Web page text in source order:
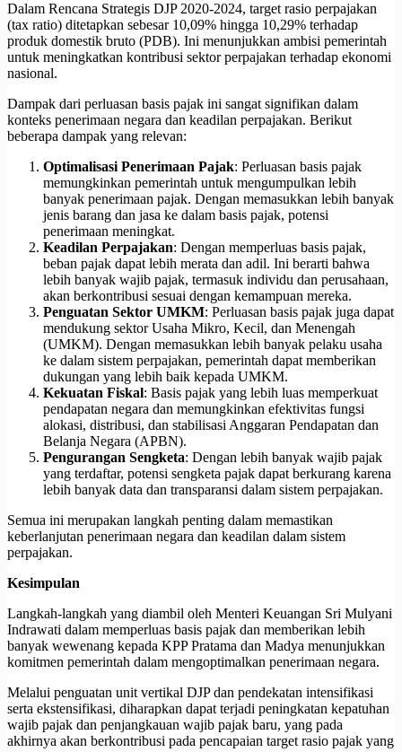
Dalam Rencana Strategis DJP 2020-2024, target rasio perpajakan
(tax ratio) ditetapkan sebesar 10,09% hingga 10,29% terhadap
produk domestik bruto (PDB). Ini menunjukkan ambisi pemerintah
untuk meningkatkan kontribusi sektor perpajakan terhadap ekonomi
nasional.
Dampak dari perluasan basis pajak ini sangat signifikan dalam
konteks penerimaan negara dan keadilan perpajakan. Berikut
beberapa dampak yang relevan:
Optimalisasi Penerimaan Pajak: Perluasan basis pajak
memungkinkan pemerintah untuk mengumpulkan lebih
banyak penerimaan pajak. Dengan memasukkan lebih banyak
jenis barang dan jasa ke dalam basis pajak, potensi
penerimaan meningkat.
Keadilan Perpajakan: Dengan memperluas basis pajak,
beban pajak dapat lebih merata dan adil. Ini berarti bahwa
lebih banyak wajib pajak, termasuk individu dan perusahaan,
akan berkontribusi sesuai dengan kemampuan mereka.
Penguatan Sektor UMKM: Perluasan basis pajak juga dapat
mendukung sektor Usaha Mikro, Kecil, dan Menengah
(UMKM). Dengan memasukkan lebih banyak pelaku usaha
ke dalam sistem perpajakan, pemerintah dapat memberikan
dukungan yang lebih baik kepada UMKM.
Kekuatan Fiskal: Basis pajak yang lebih luas memperkuat
pendapatan negara dan memungkinkan efektivitas fungsi
alokasi, distribusi, dan stabilisasi Anggaran Pendapatan dan
Belanja Negara (APBN).
Pengurangan Sengketa: Dengan lebih banyak wajib pajak
yang terdaftar, potensi sengketa pajak dapat berkurang karena
lebih banyak data dan transparansi dalam sistem perpajakan.
Semua ini merupakan langkah penting dalam memastikan
keberlanjutan penerimaan negara dan keadilan dalam sistem
perpajakan.
Kesimpulan
Langkah-langkah yang diambil oleh Menteri Keuangan Sri Mulyani
Indrawati dalam memperluas basis pajak dan memberikan lebih
banyak wewenang kepada KPP Pratama dan Madya menunjukkan
komitmen pemerintah dalam mengoptimalkan penerimaan negara.
Melalui penguatan unit vertikal DJP dan pendekatan intensifikasi
serta ekstensifikasi, diharapkan dapat terjadi peningkatan kepatuhan
wajib pajak dan penjangkauan wajib pajak baru, yang pada
akhirnya akan berkontribusi pada pencapaian target rasio pajak yang